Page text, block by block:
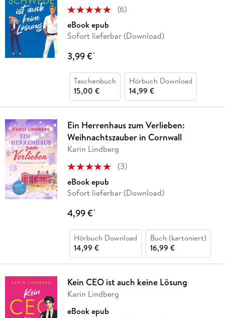
(6)
eBook epub
Sofort lieferbar (Download)
3,99 €*
Taschenbuch
15,00 €
Hörbuch Download
14,99 €
Ein Herrenhaus zum Verlieben:
Weihnachtszauber in Cornwall
Karin Lindberg
(3)
eBook epub
Sofort lieferbar (Download)
4,99 €*
Hörbuch Download
14,99 €
Buch (kartoniert)
16,99 €
Kein CEO ist auch keine Lösung
Karin Lindberg
eBook epub